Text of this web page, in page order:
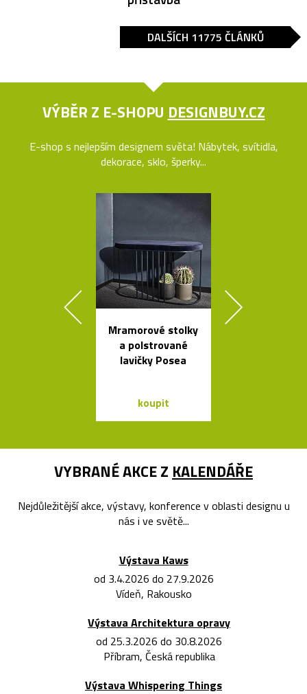
DALŠÍCH 11775 ČLÁNKŮ
VÝBĚR Z E-SHOPU DESIGNBUY.CZ
E-shop s nejlepším designem světa! Nábytek, svítidla,
dekorace, sklo, šperky...
Mramorové stolky
a polstrované
lavičky Posea
koupit
VYBRANÉ AKCE Z KALENDÁŘE
Nejdůležitější akce, výstavy, konference v oblasti designu u
nás i ve světě...
Výstava Kaws
od 3.4.2026 do 27.9.2026
Vídeň, Rakousko
Výstava Architektura opravy
od 25.3.2026 do 30.8.2026
Příbram, Česká republika
Výstava Whispering Things